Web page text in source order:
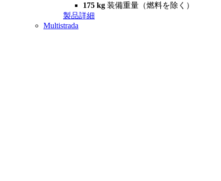
175 kg 装備重量（燃料を除く）
製品詳細
Multistrada